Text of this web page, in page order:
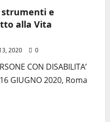
e
alla Vita
2020 0
CON DISABILITA’
GIUGNO 2020, Roma